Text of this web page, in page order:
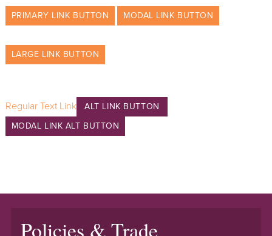
PRIMARY LINK BUTTON MODAL LINK BUTTON
LARGE LINK BUTTON
Regular Text Link
ALT LINK BUTTON
MODAL LINK ALT BUTTON
Policies & Trade